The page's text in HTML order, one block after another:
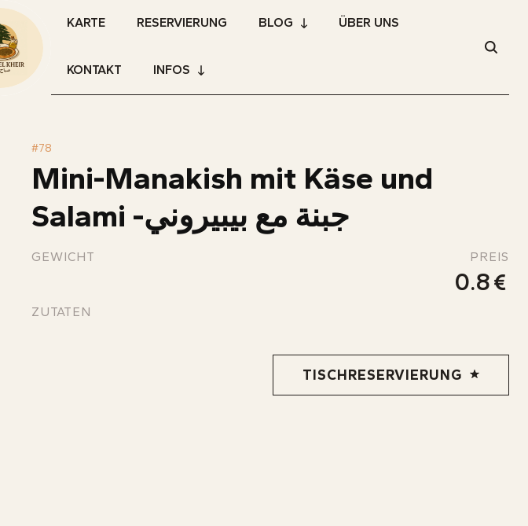
KARTE RESERVIERUNG BLOG ÜBER UNS
KONTAKT INFOS
#78
Mini-Manakish mit Käse und
Salami -جبنة مع بيبيروني
GEWICHT PREIS
0.8
ZUTATEN
TISCHRESERVIERUNG